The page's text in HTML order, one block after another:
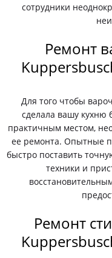
сотрудники
Ремонт
Для того чтобы
сделала вашу кухню
практичным местом,
ее ремонта. Опытные
быстро поставить
техники и
Ремонт